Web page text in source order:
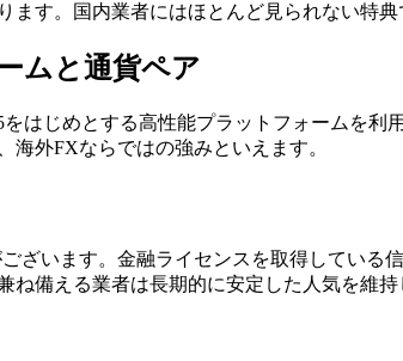
ます。国内業者にはほとんど見られない特
ムと通貨ペア
をはじめとする高性能プラットフォームを
海外FXならではの強みといえます。
ざいます。金融ライセンスを取得してい
ね備える業者は長期的に安定した人気を維持